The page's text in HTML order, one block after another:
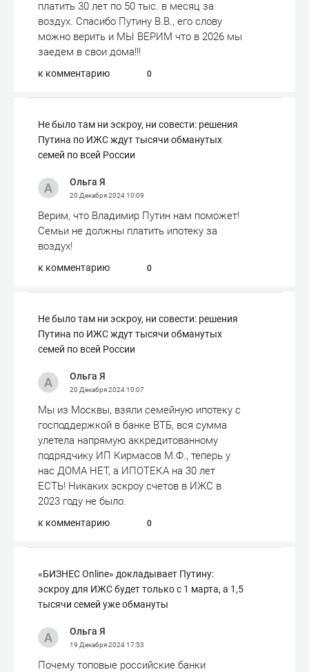
платить 30 лет по 50 тыс. в месяц за
воздух. Спасибо Путину В.В., его слову
можно верить и МЫ ВЕРИМ что в 2026 мы
заедем в свои дома!!!
к комментарию 0
Не было там ни эскроу, ни совести: решения
Путина по ИЖС ждут тысячи обманутых
семей по всей России
Ольга Я
20 Декабря 202410:09
Верим, что Владимир Путин нам поможет!
Семьи не должны платить ипотеку за
воздух!
к комментарию 0
Не было там ни эскроу, ни совести: решения
Путина по ИЖС ждут тысячи обманутых
семей по всей России
Ольга Я
20 Декабря 202410:07
Мы из Москвы, взяли семейную ипотеку с
господдержкой в банке ВТБ, вся сумма
улетела напрямую аккредитованному
подрядчику ИП Кирмасов М.Ф., теперь у
нас ДОМА НЕТ, а ИПОТЕКА на 30 лет
ЕСТЬ! Никаких эскроу счетов в ИЖС в
2023 году не было.
к комментарию 0
«БИЗНЕС Online» докладывает Путину:
эскроу для ИЖС будет только с 1 марта, а 1,5
тысячи семей уже обмануты
Ольга Я
19 Декабря 202417:53
Почему топовые российские банки